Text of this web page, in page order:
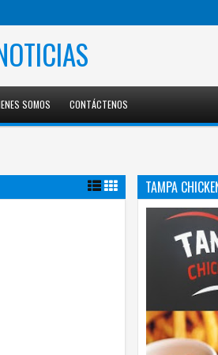
SOMOS CONTÁCTENOS
TAMPA